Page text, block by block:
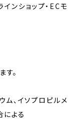
ンショップ・ECモ
。
、イソプロピルメ
による